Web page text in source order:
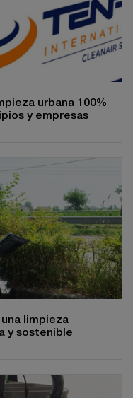
urbana 100%
y empresas
limpieza
y sostenible